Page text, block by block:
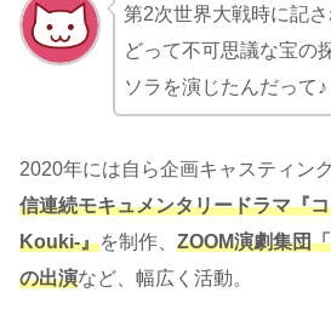
第2次世界大戦時に記
どって不可思議な宝の
ソラを演じたんだって♪
2020年には自ら企画キャスティン
信連続モキュメンタリードラマ『
Kouki-』を制作、 ZOOM演劇集団
の出演など、幅広く活動。